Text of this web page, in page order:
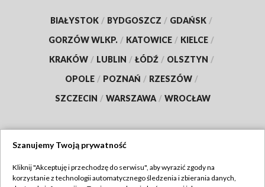
BIAŁYSTOK / BYDGOSZCZ / GDAŃSK /
GORZÓW WLKP. / KATOWICE / KIELCE /
KRAKÓW / LUBLIN / ŁÓDŹ / OLSZTYN /
OPOLE / POZNAŃ / RZESZÓW /
SZCZECIN / WARSZAWA / WROCŁAW
TVP
Szanujemy Twoją prywatność
Kliknij "Akceptuję i przechodzę do serwisu", aby wyrazić zgody na
korzystanie z technologii automatycznego śledzenia i zbierania danych,